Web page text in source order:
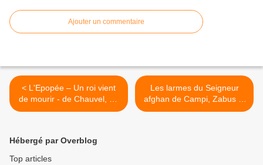
Ajouter un commentaire
< L'Epopée – Un roi vient
de mourir - de Chauvel, Le
Galli et Gildas Java chez
Les larmes du Seigneur
afghan de Campi, Zabus et
Pascale Bourgaux chez
Hébergé par Overblog
Top articles